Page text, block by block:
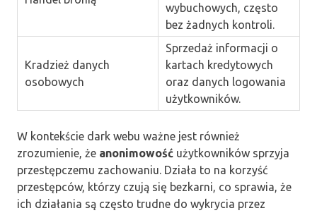
wybuchowych, często
bez żadnych kontroli.
Kradzież danych
osobowych
Sprzedaż informacji o
kartach kredytowych
oraz danych logowania
użytkowników.
W kontekście dark webu ważne jest również
zrozumienie, że anonimowość użytkowników sprzyja
przestępczemu zachowaniu. Działa to na korzyść
przestępców, którzy czują się bezkarni, co sprawia, że
ich działania są często trudne do wykrycia przez